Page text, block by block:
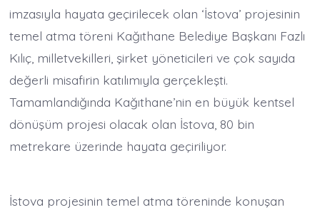
imzasıyla hayata geçirilecek olan ‘İstova’ projesinin
temel atma töreni Kağıthane Belediye Başkanı Fazlı
Kılıç, milletvekilleri, şirket yöneticileri ve çok sayıda
değerli misafirin katılımıyla gerçekleşti.
Tamamlandığında Kağıthane’nin en büyük kentsel
dönüşüm projesi olacak olan İstova, 80 bin
metrekare üzerinde hayata geçiriliyor.
İstova projesinin temel atma töreninde konuşan